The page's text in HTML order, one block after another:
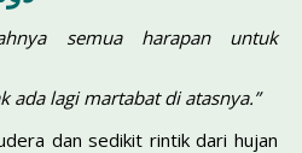
semua harapan untuk
ada lagi martabat di atasnya.”
dan sedikit rintik dari hujan